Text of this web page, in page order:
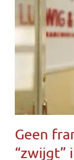
Geen
“zwijgt”